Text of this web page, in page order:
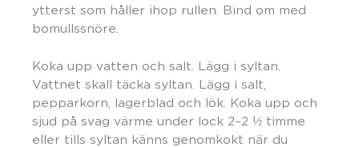
ytterst som håller ihop rullen. Bind om med
bomullssnöre.
Koka upp vatten och salt. Lägg i syltan.
Vattnet skall täcka syltan. Lägg i salt,
pepparkorn, lagerblad och lök. Koka upp och
sjud på svag värme under lock 2–2 ½ timme
eller tills syltan känns genomkokt när du